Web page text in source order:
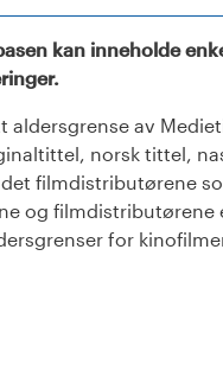
kan inneholde
av
norsk tittel,
filmdistributørene
og filmdistributørene
for